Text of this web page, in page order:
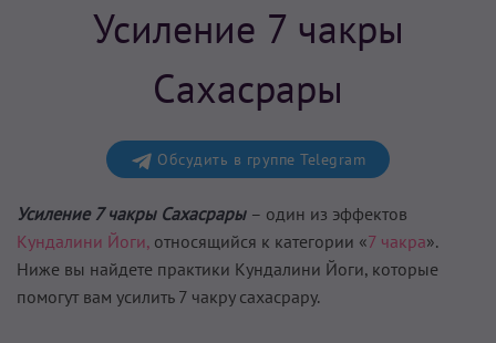
Усиление 7 чакры
Сахасрары
Обсудить в группе Telegram
Усиление 7 чакры Сахасрары – один из эффектов
Кундалини Йоги, относящийся к категории «7 чакра».
Ниже вы найдете практики Кундалини Йоги, которые
помогут вам усилить 7 чакру сахасрару.